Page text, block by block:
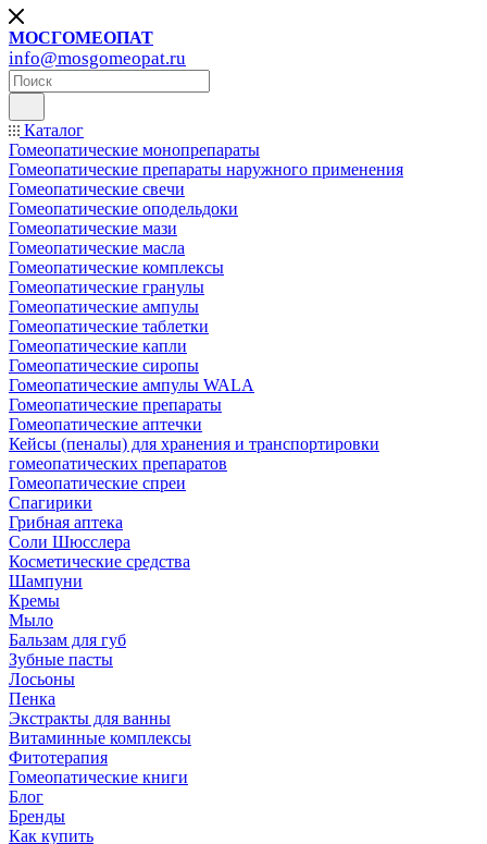
МОСГОМЕОПАТ
info@mosgomeopat.ru
Каталог
Гомеопатические монопрепараты
Гомеопатические препараты наружного применения
Гомеопатические свечи
Гомеопатические оподельдоки
Гомеопатические мази
Гомеопатические масла
Гомеопатические комплексы
Гомеопатические гранулы
Гомеопатические ампулы
Гомеопатические таблетки
Гомеопатические капли
Гомеопатические сиропы
Гомеопатические ампулы WALA
Гомеопатические препараты
Гомеопатические аптечки
Кейсы (пеналы) для хранения и транспортировки
гомеопатических препаратов
Гомеопатические спреи
Спагирики
Грибная аптека
Соли Шюсслера
Косметические средства
Шампуни
Кремы
Мыло
Бальзам для губ
Зубные пасты
Лосьоны
Пенка
Экстракты для ванны
Витаминные комплексы
Фитотерапия
Гомеопатические книги
Блог
Бренды
Как купить